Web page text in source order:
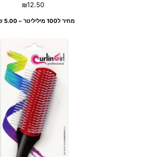
₪12.50
מחיר ל100 מיליליטר – 5.00 ש"ח